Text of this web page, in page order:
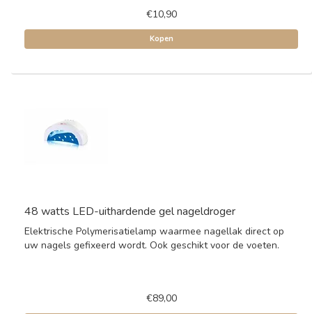
€10,90
Kopen
48 watts LED-uithardende gel nageldroger
Elektrische Polymerisatielamp waarmee nagellak direct op
uw nagels gefixeerd wordt. Ook geschikt voor de voeten.
€89,00